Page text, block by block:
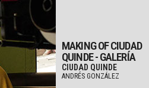
MAKING OF CIUDAD
QUINDE - GALERÍA
CIUDAD QUINDE
ANDRÉS GONZÁLEZ